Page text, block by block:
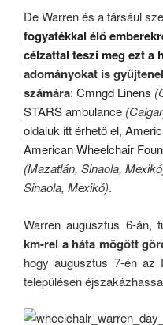
De Warren és a társául
fogyatékkal élő
célzattal teszi meg ezt a
adományokat is
számára: Cmngd Linens
STARS ambulance
oldaluk itt érhető el,
American Wheelchair
(Mazatlán, Sinaola,
Sinaola, Mexikó).
Warren augusztus 6-án,
km-rel a háta mögött
hogy augusztus 7-én az
településen